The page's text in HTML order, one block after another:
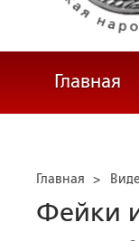
Главная
Главная >
Фейки